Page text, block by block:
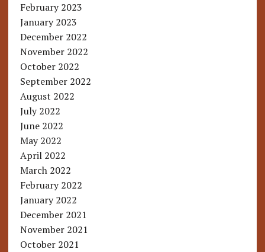
February 2023
January 2023
December 2022
November 2022
October 2022
September 2022
August 2022
July 2022
June 2022
May 2022
April 2022
March 2022
February 2022
January 2022
December 2021
November 2021
October 2021